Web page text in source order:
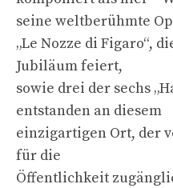
seine weltberühmte
„Le Nozze di Figaro“,
Jubiläum feiert,
sowie drei der sechs
entstanden an diesem
einzigartigen Ort, der
für die
Öffentlichkeit